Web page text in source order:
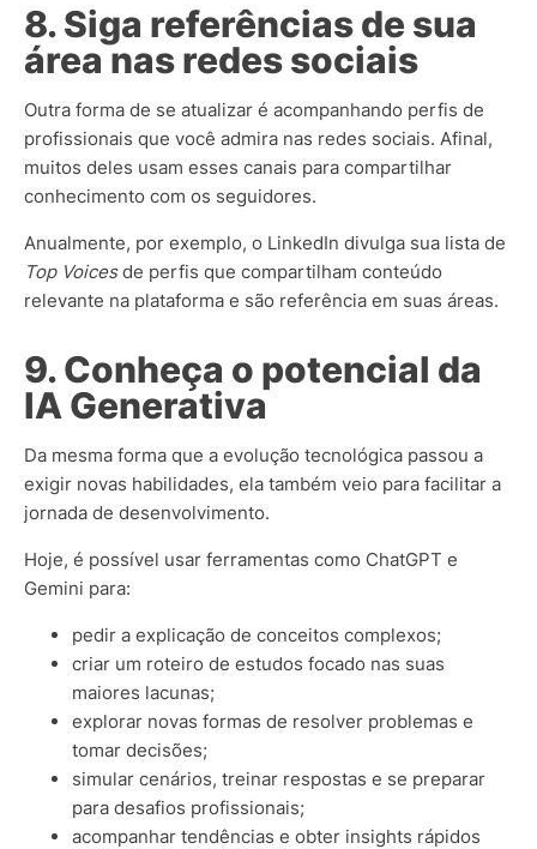
8. Siga referências de sua
área nas redes sociais
Outra forma de se atualizar é acompanhando perfis de
profissionais que você admira nas redes sociais. Afinal,
muitos deles usam esses canais para compartilhar
conhecimento com os seguidores.
Anualmente, por exemplo, o LinkedIn divulga sua lista de
Top Voicesde perfis que compartilham conteúdo
relevante na plataforma e são referência em suas áreas.
9. Conheça o potencial da
IA Generativa
Da mesma forma que a evolução tecnológica passou a
exigir novas habilidades, ela também veio para facilitar a
jornada de desenvolvimento.
Hoje, é possível usar ferramentas como ChatGPT e
Gemini para:
pedir a explicação de conceitos complexos;
criar um roteiro de estudos focado nas suas
maiores lacunas;
explorar novas formas de resolver problemas e
tomar decisões;
simular cenários, treinar respostas e se preparar
para desafios profissionais;
acompanhar tendências e obter insights rápidos